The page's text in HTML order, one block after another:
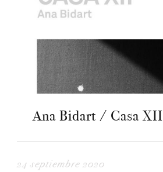
Ana Bidart / Casa XII
24 septiembre 2020